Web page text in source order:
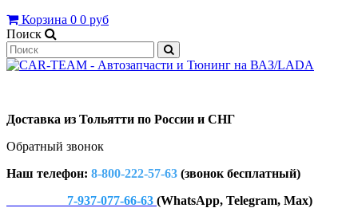
Корзина 0 0 руб
Поиск
Доставка из Тольятти по России и СНГ
Обратный звонок
Наш телефон: 8-800-222-57-63 (звонок бесплатный)
7-937-077-66-63 (WhatsApp, Telegram, Max)